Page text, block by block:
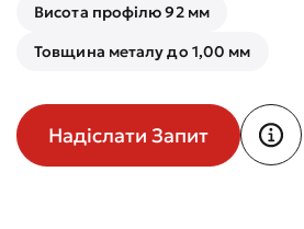
Висота профілю 92 мм
Товщина металу до 1,00 мм
Надіслати Запит